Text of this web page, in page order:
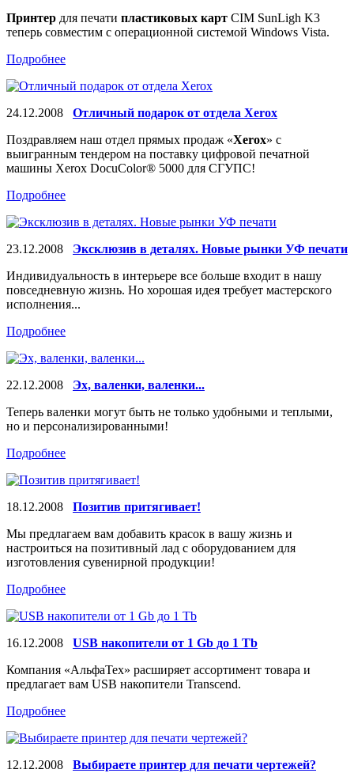
Принтер для печати пластиковых карт CIM SunLigh K3
теперь совместим с операционной системой Windows Vista.
Подробнее
24.12.2008 Отличный подарок от отдела Xerox
Поздравляем наш отдел прямых продаж «Xerox» с
выигранным тендером на поставку цифровой печатной
машины Xerox DocuColor® 5000 для СГУПС!
Подробнее
23.12.2008 Эксклюзив в деталях. Новые рынки УФ печати
Индивидуальность в интерьере все больше входит в нашу
повседневную жизнь. Но хорошая идея требует мастерского
исполнения...
Подробнее
22.12.2008 Эх, валенки, валенки...
Теперь валенки могут быть не только удобными и теплыми,
но и персонализированными!
Подробнее
18.12.2008 Позитив притягивает!
Мы предлагаем вам добавить красок в вашу жизнь и
настроиться на позитивный лад с оборудованием для
изготовления сувенирной продукции!
Подробнее
16.12.2008 USB накопители от 1 Gb до 1 Tb
Компания «АльфаТех» расширяет ассортимент товара и
предлагает вам USB накопители Transcend.
Подробнее
12.12.2008 Выбираете принтер для печати чертежей?